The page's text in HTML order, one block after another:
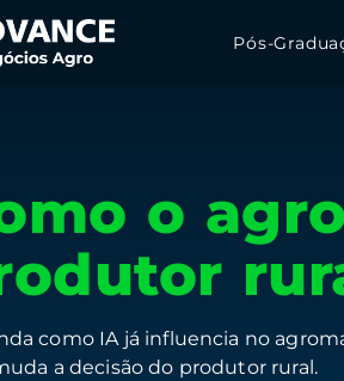
Pós-
o
como IA já influencia no
a decisão do produtor rural.